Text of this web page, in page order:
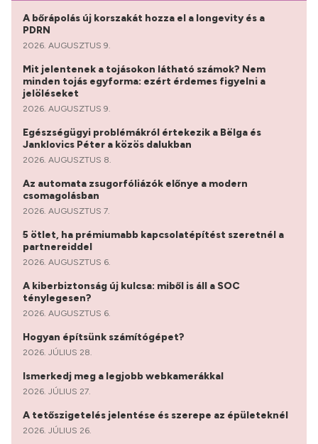
A bőrápolás új korszakát hozza el a longevity és a
PDRN
2026. AUGUSZTUS 9.
Mit jelentenek a tojásokon látható számok? Nem
minden tojás egyforma: ezért érdemes figyelni a
jelöléseket
2026. AUGUSZTUS 9.
Egészségügyi problémákról értekezik a Bëlga és
Janklovics Péter a közös dalukban
2026. AUGUSZTUS 8.
Az automata zsugorfóliázók előnye a modern
csomagolásban
2026. AUGUSZTUS 7.
5 ötlet, ha prémiumabb kapcsolatépítést szeretnél a
partnereiddel
2026. AUGUSZTUS 6.
A kiberbiztonság új kulcsa: miből is áll a SOC
ténylegesen?
2026. AUGUSZTUS 6.
Hogyan építsünk számítógépet?
2026. JÚLIUS 28.
Ismerkedj meg a legjobb webkamerákkal
2026. JÚLIUS 27.
A tetőszigetelés jelentése és szerepe az épületeknél
2026. JÚLIUS 26.